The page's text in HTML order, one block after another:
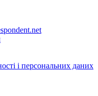
і персональних даних